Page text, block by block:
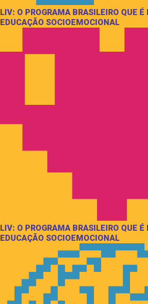
LIV: O PROGRAMA BRASILEIRO QUE É
EDUCAÇÃO SOCIOEMOCIONAL
LIV: O PROGRAMA BRASILEIRO QUE É
EDUCAÇÃO SOCIOEMOCIONAL